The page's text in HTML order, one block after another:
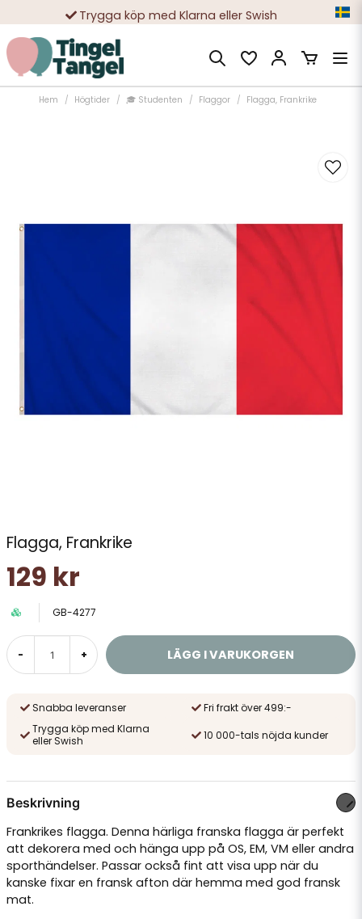
Trygga köp med Klarna eller Swish
10 000-tals nöjda kunder
Hem Högtider 🎓 Studenten Flaggor Flagga, Frankrike
Flagga, Frankrike
129 kr
GB-4277
- + LÄGG I VARUKORGEN
Snabba leveranser
Fri frakt över 499:-
Trygga köp med Klarna
eller Swish
10 000-tals nöjda kunder
Beskrivning
Frankrikes flagga. Denna härliga franska flagga är perfekt
att dekorera med och hänga upp på OS, EM, VM eller andra
sporthändelser. Passar också fint att visa upp när du
kanske fixar en fransk afton där hemma med god fransk
mat.